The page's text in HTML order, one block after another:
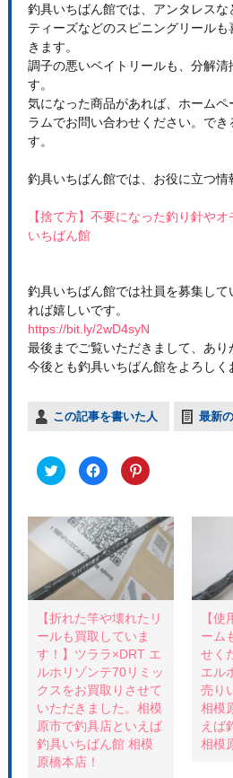
釣具いちばん館では、アンタレスな
ティーズなどのスピニングリール
きます。
調子の悪いベイトリールも、分解清
す。
気になった商品があれば、ホーム
ラムでお問い合わせください。でき
す。
釣具いちばん館では、お役に立つ情
【捨て方】不要になった釣り針や
いちばん館
釣具いちばん館では社員を募集し
れば嬉しいです。
https://bit.ly/2wD4syN
最後までご覧いただきまして、あり
今後とも釣具いちばん館をよろしく
この記事を書いた人 最新
ク
リ
て
T
w
t
t
e
r
共
有
(
新
し
い
ウ
ィ
ン
ド
ウ
で
開
き
ま
F
a
o
o
k
で
共
有
す
る
は
ク
リ
ッ
ク
し
て
く
だ
さ
い
(
新
ク
リ
て
P
i
n
r
e
t
で
共
有
新
し
い
ウ
ィ
ン
ド
ウ
【折れた竿や壊れたリ
ールも買取していま
す！】ツララ×DRT エ
ルホリゾンテ70リミッ
クスをお買取りさせて
いただきました。相模
原市で釣具店といえば
釣具いちばん館 相模
原橋本店！
【
ーム
せく
エル
売り
相模
えば
相模